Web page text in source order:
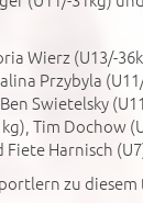
Wierz (U13/-
Przybyla
Swietelsky
Tim Dochow
Fiete Harnisch
zu diesem